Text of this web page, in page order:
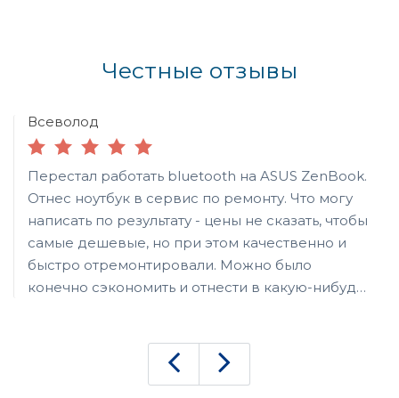
Честные отзывы
Всеволод
Перестал работать bluetooth на ASUS ZenBook.
Отнес ноутбук в сервис по ремонту. Что могу
написать по результату - цены не сказать, чтобы
самые дешевые, но при этом качественно и
быстро отремонтировали. Можно было
конечно сэкономить и отнести в какую-нибудь
платить дважды, если не трижды. Здесь же
заплатил за ремонт, и знаешь, что он был